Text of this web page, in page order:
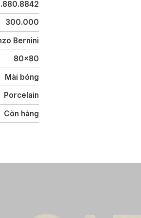
300.000
Bernini
80x80
Mài bóng
Porcelain
Còn hàng